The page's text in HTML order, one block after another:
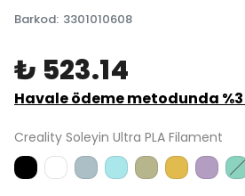
Barkod: 3301010608
₺ 523.14
Havale ödeme metodunda
Creality Soleyin Ultra PLA Filament